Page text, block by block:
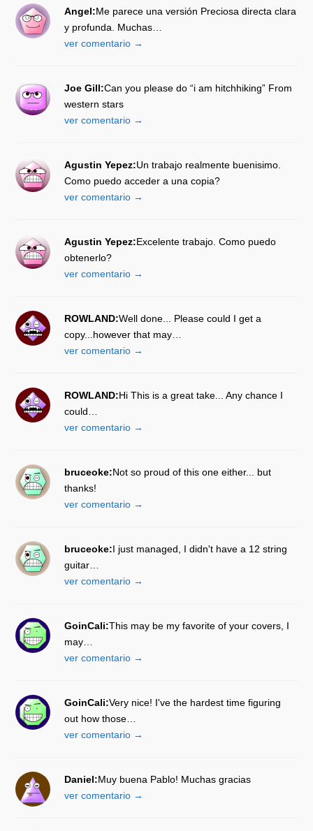
Angel:Me parece una versión Preciosa directa clara
y profunda. Muchas…
ver comentario →
Joe Gill:Can you please do “i am hitchhiking” From
western stars
ver comentario →
Agustin Yepez:Un trabajo realmente buenisimo.
Como puedo acceder a una copia?
ver comentario →
Agustin Yepez:Excelente trabajo. Como puedo
obtenerlo?
ver comentario →
ROWLAND:Well done... Please could I get a
copy...however that may…
ver comentario →
ROWLAND:Hi This is a great take... Any chance I
could…
ver comentario →
bruceoke:Not so proud of this one either... but
thanks!
ver comentario →
bruceoke:I just managed, I didn't have a 12 string
guitar…
ver comentario →
GoinCali:This may be my favorite of your covers, I
may…
ver comentario →
GoinCali:Very nice! I've the hardest time figuring
out how those…
ver comentario →
Daniel:Muy buena Pablo! Muchas gracias
ver comentario →